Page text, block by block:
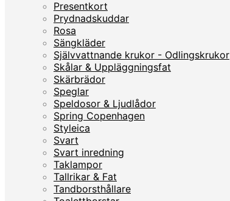
Presentkort
Prydnadskuddar
Rosa
Sängkläder
Självvattnande krukor - Odlingskrukor
Skålar & Uppläggningsfat
Skärbrädor
Speglar
Speldosor & Ljudlådor
Spring Copenhagen
Styleica
Svart
Svart inredning
Taklampor
Tallrikar & Fat
Tandborsthållare